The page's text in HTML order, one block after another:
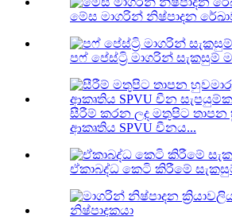
මේස මාගරින් නිෂ්පාදන
පෆ් පේස්ට්‍රි මාගරින් සැකසුම්
සීරීම් කරන ලද මතුපිට
ආකෘතිය SPVU චීනය...
ඒකාබද්ධ කෙටි කිරීමේ